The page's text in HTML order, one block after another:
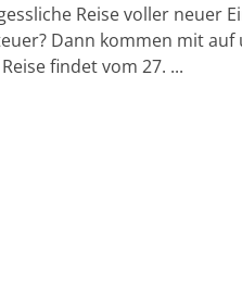
Reise voller neuer
Dann kommen mit auf
findet vom 27. ...